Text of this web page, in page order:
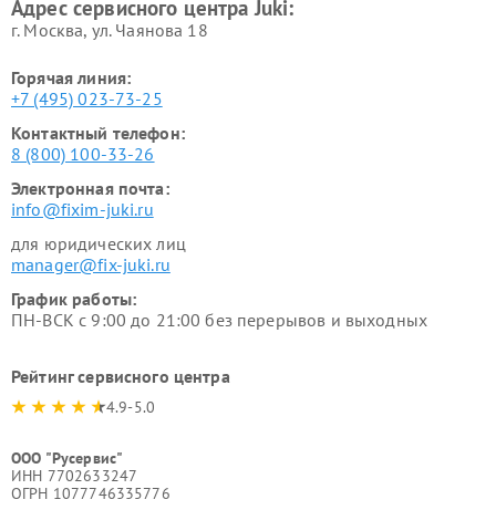
Адрес сервисного центра Juki:
г. Москва, ул. Чаянова 18
Горячая линия:
+7 (495) 023-73-25
Контактный телефон:
8 (800) 100-33-26
Электронная почта:
info@fixim-juki.ru
для юридических лиц
manager@fix-juki.ru
График работы:
ПН-ВСК с 9:00 до 21:00 без перерывов и выходных
Рейтинг сервисного центра
4.9-5.0
ООО "Русервис"
ИНН 7702633247
ОГРН 1077746335776